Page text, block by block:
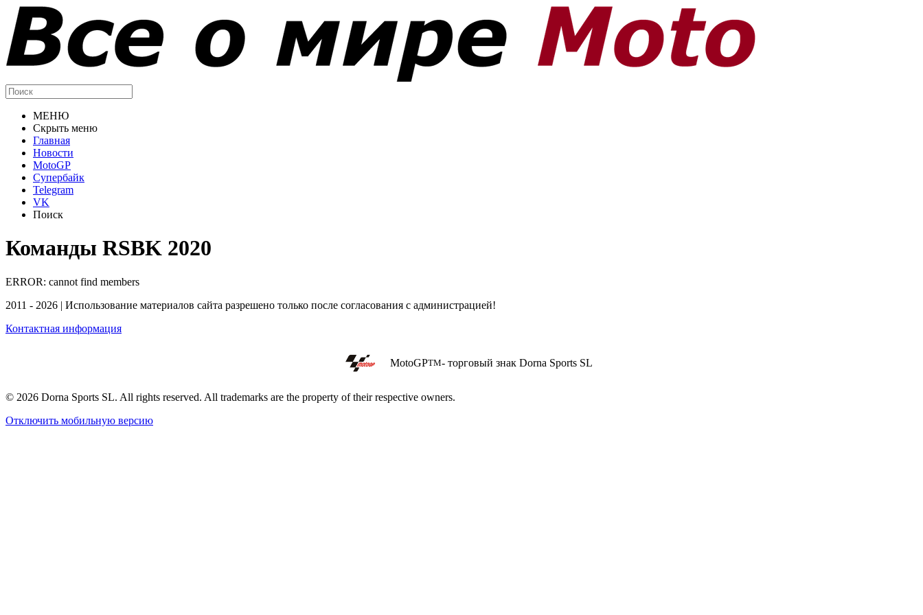
МЕНЮ
Скрыть меню
Главная
Новости
MotoGP
Супербайк
Telegram
VK
Поиск
Команды RSBK 2020
ERROR: cannot find members
2011 - 2026 | Использование материалов сайта разрешено только после согласования с администрацией!
Контактная информация
MotoGPTM- торговый знак Dorna Sports SL
© 2026 Dorna Sports SL. All rights reserved. All trademarks are the property of their respective owners.
Отключить мобильную версию